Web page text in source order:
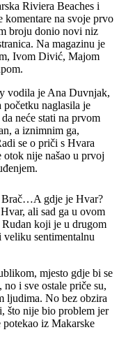
Riviera Beaches i
na svoje prvo
broju donio novi niz
Na magazinu je
Ivom Divić, Majom
vodila je Ana Duvnjak,
naglasila je
neće stati na prvom
a iznimnim ga,
se o priči s Hvara
otok nije našao u prvoj
Brač…A gdje je Hvar?
ali sad ga u ovom
koji je u drugom
sentimentalnu
mjesto gdje bi se
i sve ostale priče su,
ljudima. No bez obzira
što nije bio problem jer
iz Makarske